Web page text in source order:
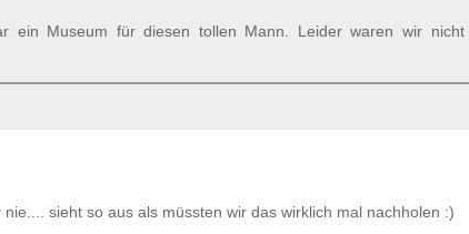
ein Museum für diesen tollen Mann. Leider waren wir
sieht so aus als müssten wir das wirklich mal nachholen :)